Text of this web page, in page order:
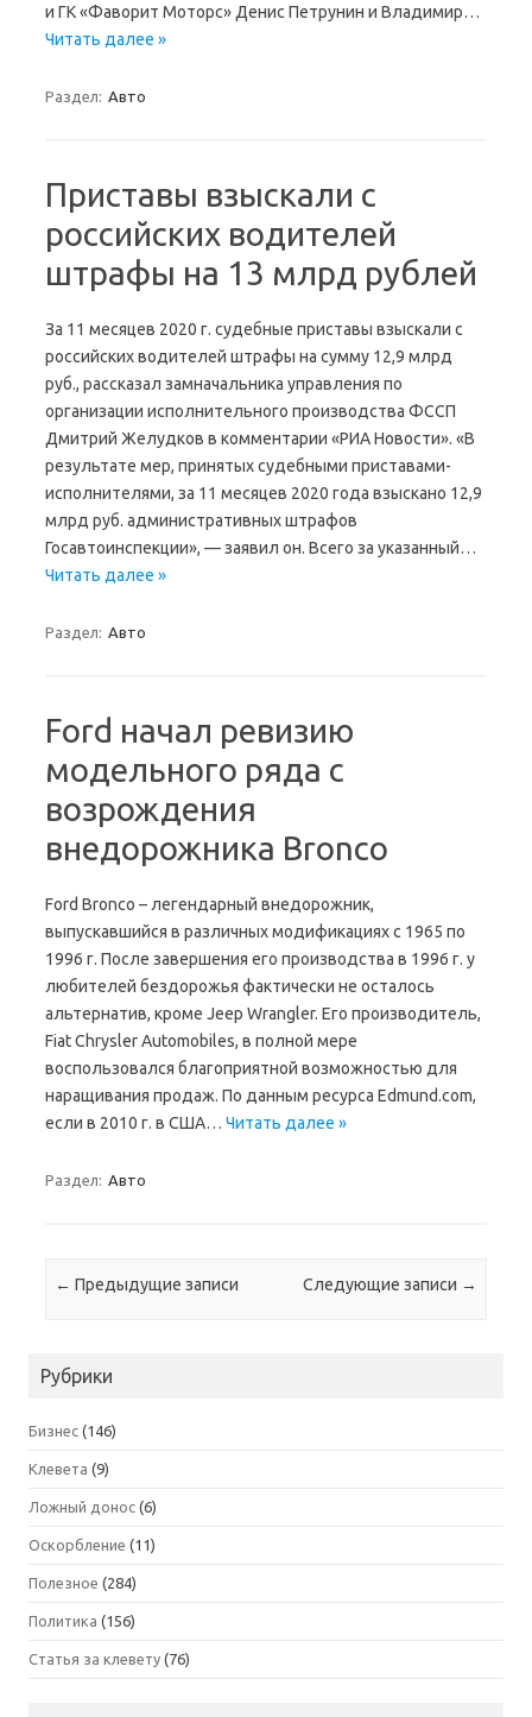
и ГК «Фаворит Моторс» Денис Петрунин и Владимир…
Читать далее »
Раздел: Авто
Приставы взыскали с
российских водителей
штрафы на 13 млрд рублей
За 11 месяцев 2020 г. судебные приставы взыскали с
российских водителей штрафы на сумму 12,9 млрд
руб., рассказал замначальника управления по
организации исполнительного производства ФССП
Дмитрий Желудков в комментарии «РИА Новости». «В
результате мер, принятых судебными приставами-
исполнителями, за 11 месяцев 2020 года взыскано 12,9
млрд руб. административных штрафов
Госавтоинспекции», — заявил он. Всего за указанный…
Читать далее »
Раздел: Авто
Ford начал ревизию
модельного ряда с
возрождения
внедорожника Bronco
Ford Bronco – легендарный внедорожник,
выпускавшийся в различных модификациях с 1965 по
1996 г. После завершения его производства в 1996 г. у
любителей бездорожья фактически не осталось
альтернатив, кроме Jeep Wrangler. Его производитель,
Fiat Chrysler Automobiles, в полной мере
воспользовался благоприятной возможностью для
наращивания продаж. По данным ресурса Edmund.com,
если в 2010 г. в США… Читать далее »
Раздел: Авто
Навигация по записям
← Предыдущие записи Следующие записи →
Рубрики
Бизнес (146)
Клевета (9)
Ложный донос (6)
Оскорбление (11)
Полезное (284)
Политика (156)
Статья за клевету (76)